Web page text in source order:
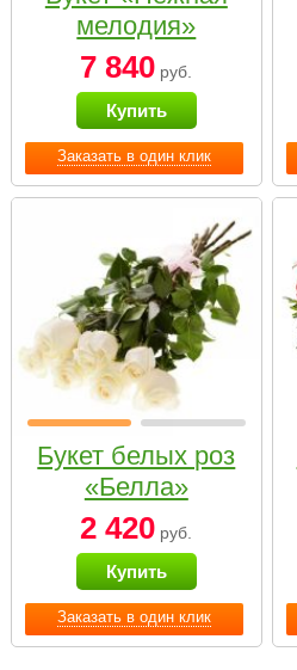
Заказать в один клик
мелодия»
7 840 руб.
Купить
Заказать в один клик
Букет белых роз
«Белла»
2 420 руб.
Купить